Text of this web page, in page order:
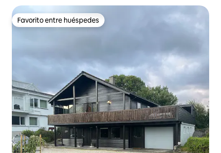
Favorito entre huéspedes
Favorito entre huéspedes